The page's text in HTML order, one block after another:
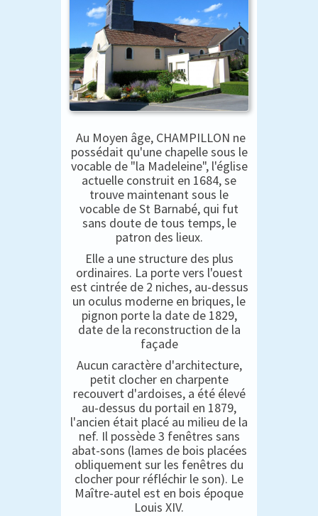
Au Moyen âge, CHAMPILLON ne
possédait qu'une chapelle sous le
vocable de "la Madeleine", l'église
actuelle construit en 1684, se
trouve maintenant sous le
vocable de St Barnabé, qui fut
sans doute de tous temps, le
patron des lieux.
Elle a une structure des plus
ordinaires. La porte vers l'ouest
est cintrée de 2 niches, au-dessus
un oculus moderne en briques, le
pignon porte la date de 1829,
date de la reconstruction de la
façade
Aucun caractère d'architecture,
petit clocher en charpente
recouvert d'ardoises, a été élevé
au-dessus du portail en 1879,
l'ancien était placé au milieu de la
nef. Il possède 3 fenêtres sans
abat-sons (lames de bois placées
obliquement sur les fenêtres du
clocher pour réfléchir le son). Le
Maître-autel est en bois époque
Louis XIV.